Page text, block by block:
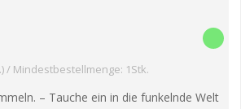
/ Mindestbestellmenge: 1Stk.
– Tauche ein in die funkelnde Welt